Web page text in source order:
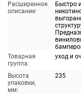
Расширенное
описание:
Быстро
Товарная
группа:
уход и
Высота
упаковки,
мм:
235